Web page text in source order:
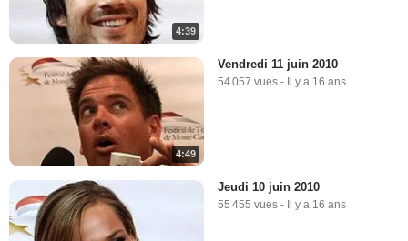
4:39
4:49
Vendredi 11 juin 2010
54 057 vues - Il y a 16 ans
Jeudi 10 juin 2010
55 455 vues - Il y a 16 ans